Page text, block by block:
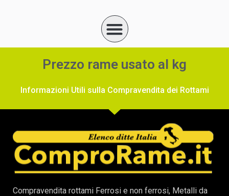
Prezzo rame usato al kg
Informazioni Utili sulla Compravendita dei Rottami
Compravendita rottami Ferrosi e non ferrosi, Metalli da